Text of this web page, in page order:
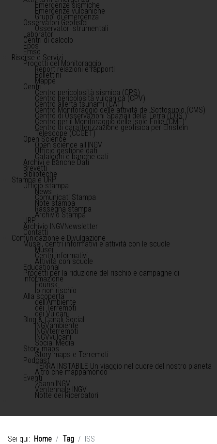
Emergenze sismiche
Emergenze vulcaniche
Gruppi di emergenza
Osservatori Geofisici
Osservatori strumentali
Laboratori
Centri di calcolo
Epos
Emso
Risorse e Servizi
Prodotti del Monitoraggio
Report relazioni e rapporti
Bollettini
Mappe
Centri
Centro pericolosità sismica (CPS)
Centro pericolosità vulcanica (CPV)
Centro allerta tsunami (CAT)
Centro Monitoraggio delle attività del Sottosuolo (CMS)
Centro di Osservazioni Spaziali della Terra (COS )
Centro per il Monitoraggio delle Isole Eolie (CME)
Centro di caratterizzazione geofisica per Einstein
Telescope (CCGET)
Open Science
Open science all'INGV
Ufficio gestione dati
Cataloghi e banche dati
Archivi e Banche Dati
Brevetti
Biblioteche
Stampa e URP
Ufficio stampa
News
Comunicati Stampa
Note stampa
Rassegna stampa
Archivio Stampa
URP
Archivio INGVNewsletter
Contatti
Comunicazione e Divulgazione
Musei, centri informativi e attività con le scuole
Musei
Centri informativi
Attività con scuole
Educational
Progetti per la riduzione del rischio e campagne di
informazione
Edurisk
Io non rischio
Alla scoperta
dell'Ambiente
dei Terremoti
dei Vulcani
Blog & Canali Social
INGVambiente
INGVterremoti
INGVvulcani
Social Media
Story maps
Story maps e Terremoti
Podcast
TERRA INSTABILE Un viaggio nel cuore del nostro pianeta
Altro che mappamondo
Eventi
25anniINGV
Ventennale INGV
Notte dei Ricercatori
Sei qui: Home Tag ISS